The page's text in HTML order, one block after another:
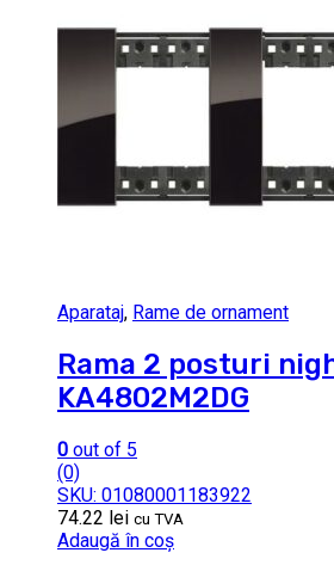
Aparataj, Rame de ornament
Rama 2 posturi
KA4802M2DG
0 out of 5
(0)
SKU: 01080001183922
74.22 lei cu TVA
Adaugă în coș